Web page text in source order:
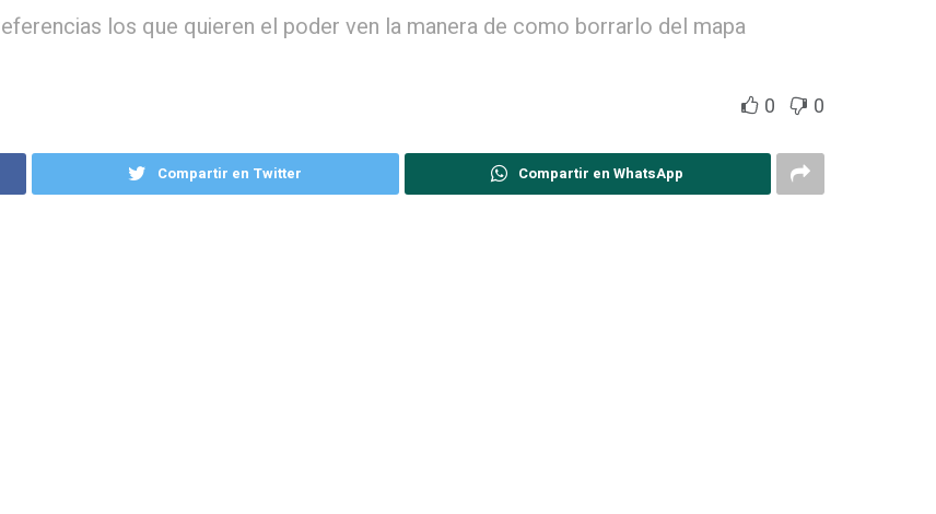
los que quieren el poder ven la manera de como borrarlo del mapa
0 0
Compartir en Twitter Compartir en WhatsApp